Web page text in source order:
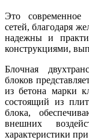
Это современное
сетей, благодаря
надежны и
конструкциями,
Блочная
блоков
из бетона марки
состоящий из
блока,
внешних
характеристики